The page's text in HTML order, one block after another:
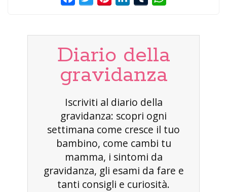
Diario della
gravidanza
Iscriviti al diario della
gravidanza: scopri ogni
settimana come cresce il tuo
bambino, come cambi tu
mamma, i sintomi da
gravidanza, gli esami da fare e
tanti consigli e curiosità.